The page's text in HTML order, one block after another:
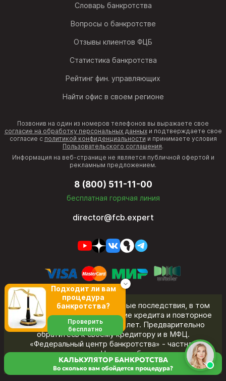
Словарь банкротства
Вопросы о банкротстве
Отзывы клиентов ФЦБ
Статистика банкротства
Рейтинг фин. управляющих
Найти офис в своем регионе
Позвонив на один из номеров телефонов вы выражаете свое
согласие на обработку персональных данныхи подтверждаете свое
согласие с политикой конфиденциальности и принимаете условия
Пользовательского соглашения.
Информация на веб-странице не является публичной офертой и
рекламным предложением.
8 (800) 511-11-00
бесплатная горячая линия
director@fcb.expert
Банкротство влечет негативные последствия, в том
числе ограничения на получение кредита и повторное
банкротство в течение пяти лет. Предварительно
обратитесь к своему кредитору и в МФЦ.
«Федеральный центр банкротства» - частная
юридическая компания. Название бренда не указывает
на принадлежность к органам государственной власти.
КАЛЬКУЛЯТОР БАНКРОТСТВА
Во сколько вам обойдется процедура?
Подходит ли вам
процедура
банкротства?
Проверить
бесплатно